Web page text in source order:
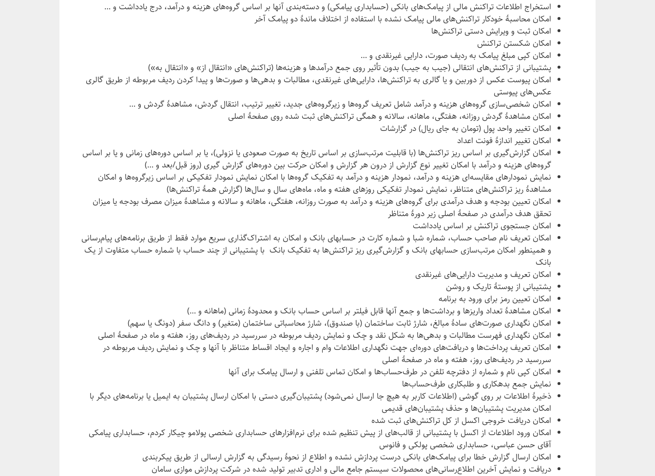
استخراج اطلاعات تراکنش مالی از پیامک‌های بانکی (حسابداری پیامکی) و دسته‌بندی آنها بر اساس گروه‌های هزینه و درآمد، درج یادداشت و …
امکان محاسبهٔ خودکار تراکنش‌های مالی پیامک نشده با استفاده از اختلاف ماندهٔ دو پیامک آخر
امکان ثبت و ویرایش دستی تراکنش‌ها
امکان شکستن تراکنش
امکان کپی مبلغ پیامک به ردیف صورت، دارایی غیرنقدی و …
پشتیبانی از تراکنش‌های انتقالی (جیب به جیب) بدون تأثیر روی جمع درآمدها و هزینه‌ها (تراکنش‌های «انتقال از» و «انتقال به»)
امکان پیوست عکس از دوربین و یا گالری به تراکنش‌ها، دارایی‌های غیرنقدی، مطالبات و بدهی‌ها و صورت‌ها و پیدا کردن ردیف مربوطه از طریق گالری
عکس‌های پیوستی
امکان شخصی‌سازی گروه‌های هزینه و درآمد شامل تعریف گروه‌ها و زیرگروه‌های جدید، تغییر ترتیب، انتقال گردش، مشاهدهٔ گردش و …
امکان مشاهدهٔ گردش روزانه، هفتگی، ماهانه، سالانه و همگی تراکنش‌های ثبت شده روی صفحهٔ اصلی
امکان تغییر واحد پول (تومان به جای ریال) در گزارشات
امکان تغییر اندازهٔ فونت اعداد
امکان گزارش‌گیری بر اساس ریز تراکنش‌ها (با قابلیت مرتب‌سازی بر اساس تاریخ به صورت صعودی یا نزولی)، یا بر اساس دوره‌های زمانی و یا بر اساس
گروه‌های هزینه و درآمد با امکان تغییر نوع گزارش از درون هر گزارش و امکان حرکت بین دوره‌های گزارش گیری (روز قبل/بعد و …)
نمایش نمودارهای مقایسه‌ای هزینه و درآمد، نمودار هزینه و درآمد به تفکیک گروه‌ها با امکان نمایش نمودار تفکیکی بر اساس زیرگروه‌ها و امکان
مشاهدهٔ ریز تراکنش‌های متناظر، نمایش نمودار تفکیکی روزهای هفته و ماه، ماه‌های سال و سال‌ها (گزارش همهٔ تراکنش‌ها)
امکان تعیین بودجه و هدف درآمدی برای گروه‌های هزینه و درآمد به صورت روزانه، هفتگی، ماهانه و سالانه و مشاهدهٔ میزان مصرف بودجه یا میزان
تحقق هدف درآمدی در صفحهٔ اصلی زیر دورهٔ متناظر
امکان جستجوی تراکنش بر اساس یادداشت
امکان تعریف نام صاحب حساب، شماره شبا و شماره کارت در حسابهای بانک و امکان به اشتراک‌گذاری سریع موارد فقط از طریق برنامه‌های پیام‌رسانی
و همینطور امکان مرتب‌سازی حسابهای بانک و گزارش‌گیری ریز تراکنش‌ها به تفکیک بانک با پشتیبانی از چند حساب با شماره حساب متفاوت از یک
بانک
امکان تعریف و مدیریت دارایی‌های غیرنقدی
پشتیبانی از پوستهٔ تاریک و روشن
امکان تعیین رمز برای ورود به برنامه
امکان مشاهدهٔ تعداد واریزها و برداشت‌ها و جمع آنها قابل فیلتر بر اساس حساب بانک و محدودهٔ زمانی (ماهانه و …)
امکان نگهداری صورت‌های سادهٔ مبالغ، شارژ ثابت ساختمان (با صندوق)، شارژ محاسباتی ساختمان (متغیر) و دانگ سفر (دونگ یا سهم)
امکان نگهداری فهرست مطالبات و بدهی‌ها به شکل نقد و چک و نمایش ردیف مربوطه در سررسید در ردیف‌های روز، هفته و ماه در صفحهٔ اصلی
امکان تعریف پرداخت‌ها و دریافت‌های دوره‌ای جهت نگهداری اطلاعات وام و اجاره و ایجاد اقساط متناظر با آنها و چک و نمایش ردیف مربوطه در
سررسید در ردیف‌های روز، هفته و ماه در صفحهٔ اصلی
امکان کپی نام و شماره از دفترچه تلفن در طرف‌حساب‌ها و امکان تماس تلفنی و ارسال پیامک برای آنها
نمایش جمع بدهکاری و طلبکاری طرف‌حساب‌ها
ذخیرهٔ اطلاعات بر روی گوشی (اطلاعات کاربر به هیچ جا ارسال نمی‌شود) پشتیبان‌گیری دستی با امکان ارسال پشتیبان به ایمیل یا برنامه‌های دیگر با
امکان مدیریت پشتیبان‌ها و حذف پشتیبان‌های قدیمی
امکان دریافت خروجی اکسل از کل تراکنش‌های ثبت شده
امکان ورود اطلاعات از اکسل با پشتیبانی از قالب‌های از پیش تنظیم شده برای نرم‌افزارهای حسابداری شخصی پولامو چیکار کردم، حسابداری پیامکی
آقای حسن عباسی، حسابداری شخصی پولکی و فانوس
امکان ارسال گزارش خطا برای پیامک‌های بانکی درست پردازش نشده و اطلاع از نحوهٔ رسیدگی به گزارش ارسالی از طریق پیکربندی
دریافت و نمایش آخرین اطلاع‌رسانی‌های محصولات سیستم جامع مالی و اداری تدبیر تولید شده در شرکت پردازش موازی سامان